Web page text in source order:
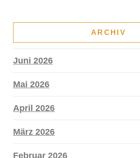
ARCHIV
Juni 2026
Mai 2026
April 2026
März 2026
Februar 2026